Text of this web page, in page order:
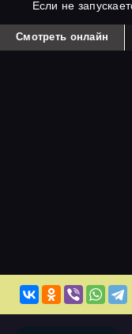
Если не
Смотреть онлайн